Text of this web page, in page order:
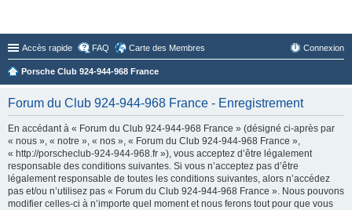
Accès rapide FAQ Carte des Membres Connexion
Porsche Club 924-944-968 France
Forum du Club 924-944-968 France - Enregistrement
En accédant à « Forum du Club 924-944-968 France » (désigné ci-après par
« nous », « notre », « nos », « Forum du Club 924-944-968 France »,
« http://porscheclub-924-944-968.fr »), vous acceptez d’être légalement
responsable des conditions suivantes. Si vous n’acceptez pas d’être
légalement responsable de toutes les conditions suivantes, alors n’accédez
pas et/ou n’utilisez pas « Forum du Club 924-944-968 France ». Nous pouvons
modifier celles-ci à n’importe quel moment et nous ferons tout pour que vous